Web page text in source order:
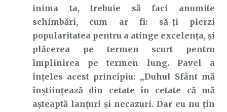
inima ta, trebuie să faci anumite
schimbări, cum ar fi: să-ți pierzi
popularitatea pentru a atinge excelența, și
plăcerea pe termen scurt pentru
împlinirea pe termen lung. Pavel a
înțeles acest principiu: „Duhul Sfânt mă
înștiințează din cetate în cetate că mă
așteaptă lanțuri și necazuri. Dar eu nu țin